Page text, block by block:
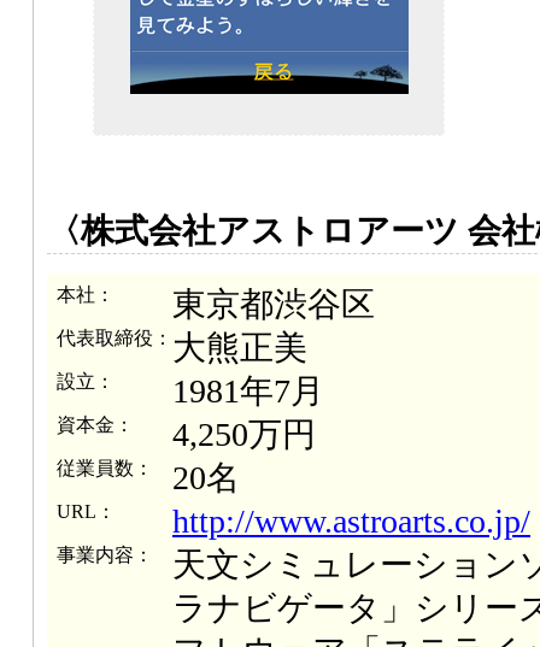
〈株式会社アストロアーツ 会
本社： 東京都渋谷区
代表取締役： 大熊正美
設立： 1981年7月
資本金： 4,250万円
従業員数： 20名
URL： http://www.astroarts.co.jp/
事業内容：
天文シミュレーション
ラナビゲータ」シリー